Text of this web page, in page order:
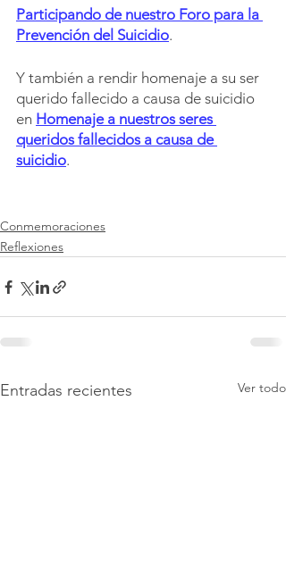
Participando de nuestro Foro para la
Prevención del Suicidio.
Y también a rendir homenaje a su ser
querido fallecido a causa de suicidio
en Homenaje a nuestros seres
queridos fallecidos a causa de
suicidio.
Conmemoraciones
Reflexiones
Entradas recientes Ver todo